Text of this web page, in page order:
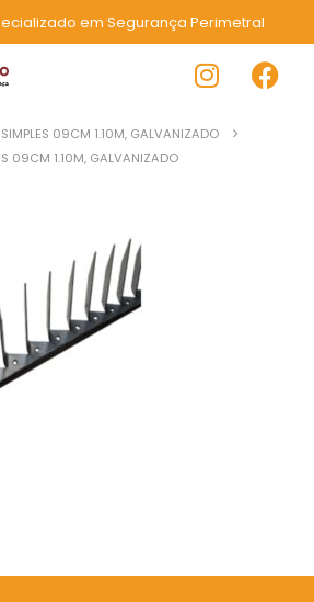
em Segurança Perimetral
09CM 1.10M, GALVANIZADO
09CM 1.10M, GALVANIZADO